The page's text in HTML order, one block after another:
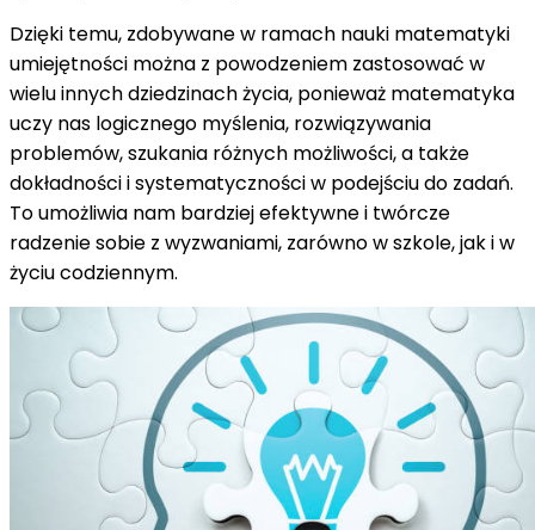
Dzięki temu, zdobywane w ramach nauki matematyki
umiejętności można z powodzeniem zastosować w
wielu innych dziedzinach życia, ponieważ matematyka
uczy nas logicznego myślenia, rozwiązywania
problemów, szukania różnych możliwości, a także
dokładności i systematyczności w podejściu do zadań.
To umożliwia nam bardziej efektywne i twórcze
radzenie sobie z wyzwaniami, zarówno w szkole, jak i w
życiu codziennym.